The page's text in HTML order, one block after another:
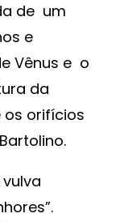
de um
e
Vênus e o
da
os orifícios